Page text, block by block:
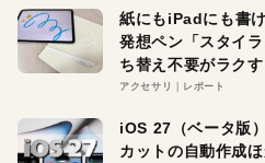
紙にもiPadにも書
発想ペン「スタイ
ち替え不要がラクす
アクセサリ レポート
iOS 27（ベータ版
カットの自動作成